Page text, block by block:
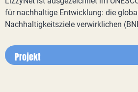
für nachhaltige Entwicklung: die
Nachhaltigkeitsziele verwirklichen
Projekt